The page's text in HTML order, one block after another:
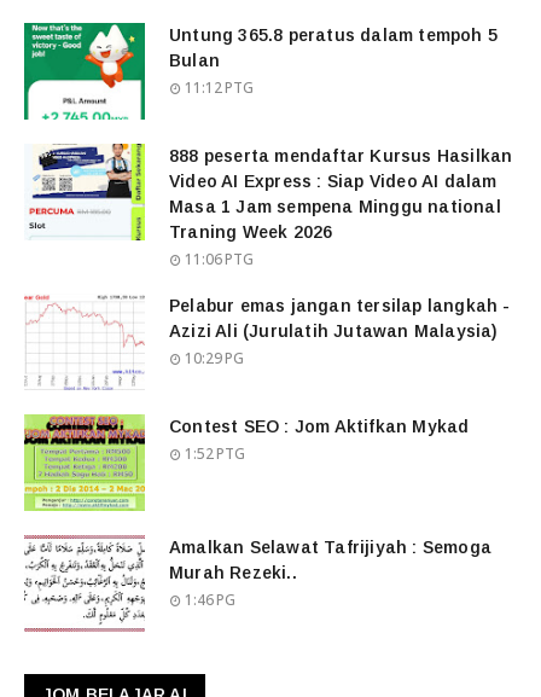
Untung 365.8 peratus dalam tempoh 5
Bulan
11:12 PTG
888 peserta mendaftar Kursus Hasilkan
Video AI Express : Siap Video AI dalam
Masa 1 Jam sempena Minggu national
Traning Week 2026
11:06 PTG
Pelabur emas jangan tersilap langkah -
Azizi Ali (Jurulatih Jutawan Malaysia)
10:29 PG
Contest SEO : Jom Aktifkan Mykad
1:52 PTG
Amalkan Selawat Tafrijiyah : Semoga
Murah Rezeki..
1:46 PG